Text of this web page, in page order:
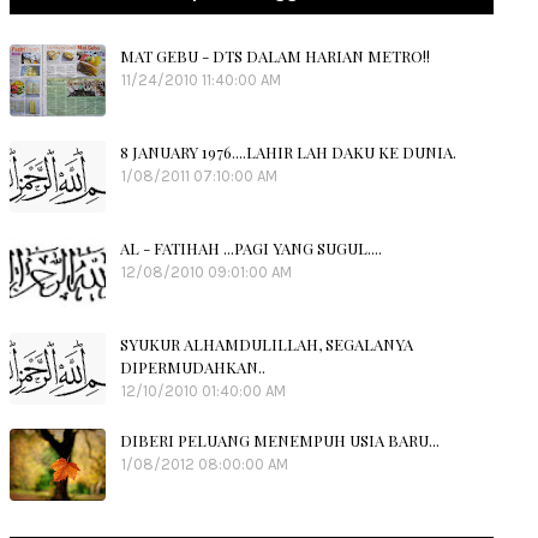
MAT GEBU - DTS DALAM HARIAN METRO!!
11/24/2010 11:40:00 AM
8 JANUARY 1976....LAHIR LAH DAKU KE DUNIA.
1/08/2011 07:10:00 AM
AL - FATIHAH ...PAGI YANG SUGUL....
12/08/2010 09:01:00 AM
SYUKUR ALHAMDULILLAH, SEGALANYA
DIPERMUDAHKAN..
12/10/2010 01:40:00 AM
DIBERI PELUANG MENEMPUH USIA BARU...
1/08/2012 08:00:00 AM